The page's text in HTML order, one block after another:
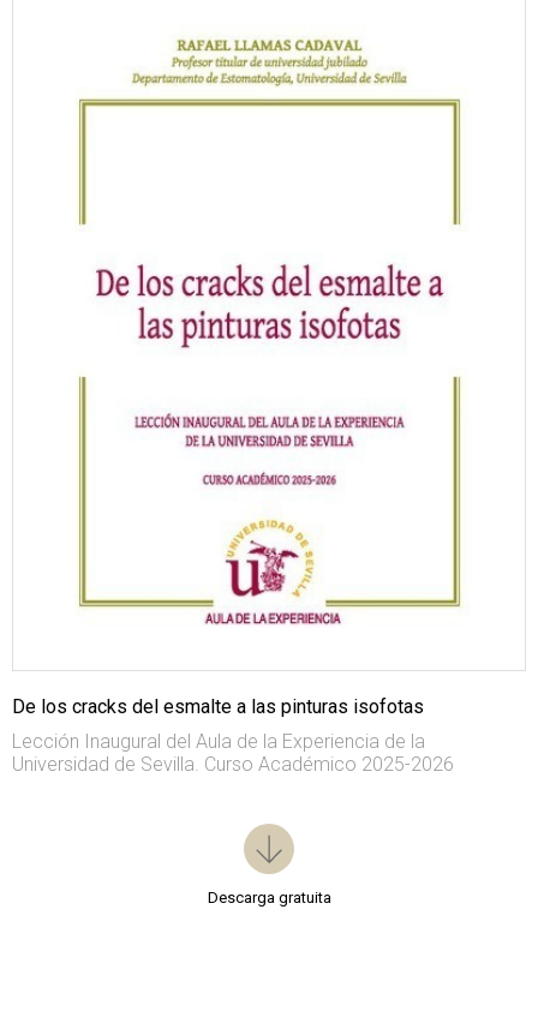
De los cracks del esmalte a las pinturas isofotas
Lección Inaugural del Aula de la Experiencia de la
Universidad de Sevilla. Curso Académico 2025-2026
Descarga gratuita